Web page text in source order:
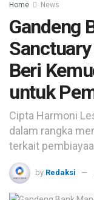
Home News
Gandeng
Beri
untuk
Cipta Harmoni
dalam rangka
terkait
by Redaksi